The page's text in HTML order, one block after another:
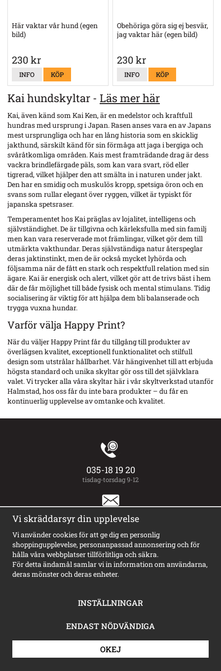
Här vaktar vår hund (egen
bild)
230 kr
INFO KÖP
Obehöriga göra sig ej besvär,
jag vaktar här (egen bild)
230 kr
INFO KÖP
Kai hundskyltar - Läs mer här
Kai, även känd som Kai Ken, är en medelstor och kraftfull
hundras med ursprung i Japan. Rasen anses vara en av Japans
mest ursprungliga och har en lång historia som en skicklig
jakthund, särskilt känd för sin förmåga att jaga i bergiga och
svåråtkomliga områden. Kais mest framträdande drag är dess
vackra brindlefärgade päls, som kan vara svart, röd eller
tigrerad, vilket hjälper den att smälta in i naturen under jakt.
Den har en smidig och muskulös kropp, spetsiga öron och en
svans som rullar elegant över ryggen, vilket är typiskt för
japanska spetsraser.
Temperamentet hos Kai präglas av lojalitet, intelligens och
självständighet. De är tillgivna och kärleksfulla med sin familj
men kan vara reserverade mot främlingar, vilket gör dem till
utmärkta vakthundar. Deras självständiga natur återspeglar
deras jaktinstinkt, men de är också mycket lyhörda och
följsamma när de fått en stark och respektfull relation med sin
ägare. Kai är energisk och alert, vilket gör att de trivs bäst i hem
där de får möjlighet till både fysisk och mental stimulans. Tidig
socialisering är viktig för att hjälpa dem bli balanserade och
trygga vuxna hundar.
Varför välja Happy Print?
När du väljer Happy Print får du tillgång till produkter av
överlägsen kvalitet, exceptionell funktionalitet och stilfull
design som utstrålar hållbarhet. Vår hängivenhet till att erbjuda
högsta standard och unika skyltar gör oss till det självklara
valet. Vi trycker alla våra skyltar här i vår skyltverkstad utanför
Halmstad, hos oss får du inte bara produkter – du får en
kontinuerlig upplevelse av omtanke och kvalitet.
035-18 19 20
tisdag-torsdag 9-12
order@happyprint.se
Vi svarar så snart vi kan, ibland kan det ta någon dag om vi har
mycket att stå i i skyltverkstan
Handla
Om cookies
Logga in
Information
Vi skräddarsyr din upplevelse
Vi använder cookies för att ge dig en personlig
shoppingupplevelse, personanpassad annonsering och för
hålla våra webbplatser tillförlitliga och säkra.
För detta ändamål samlar vi in information om användarna,
deras mönster och deras enheter.
INSTÄLLNINGAR
ENDAST NÖDVÄNDIGA
OKEJ